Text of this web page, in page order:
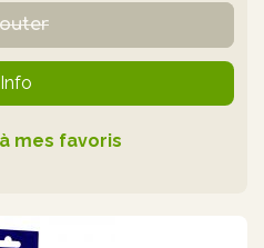
Info
mes favoris